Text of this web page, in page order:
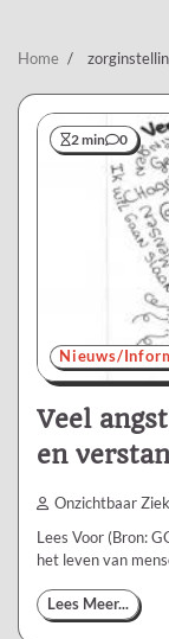
Home
2 min 0
Nieuws/
Veel
en
Onzichtbaar Ziek
Lees Voor (Bron:
het leven van
Lees Meer...